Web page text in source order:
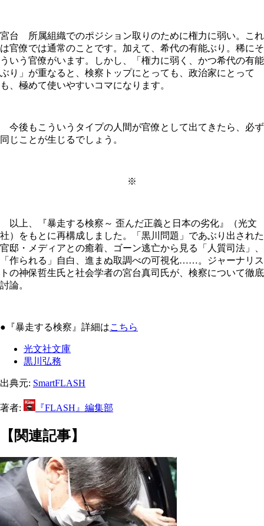
宮台 所属組織でのポジション取りのために権力に弱い。これ
は官僚では通常のことです。加えて、希代の有能ぶり。稀にそ
ういう官僚がいます。しかし、「権力に弱く、かつ希代の有能
ぶり」が重なると、検察トップにとっても、政治家にとって
も、極めて使いやすいコマになります。
今後もこういうタイプの人間が官僚として出てきたら、必ず
同じことが生じるでしょう。
※
以上、『暴走する検察～ 歪んだ正義と日本の劣化』（光文
社）をもとに再構成しました。「黒川問題」であぶり出された
官邸・メディアとの癒着、ゴーン逃亡から見る「人質司法」、
「作られる」自白、進まぬ取調べの可視化……。ジャーナリス
トの神保哲生氏と社会学者の宮台真司氏が、検察について徹底
討論。
●『暴走する検察』詳細はこちら
光文社文庫
黒川弘務
出典元: SmartFLASH
著者: 『FLASH』編集部
【関連記事】